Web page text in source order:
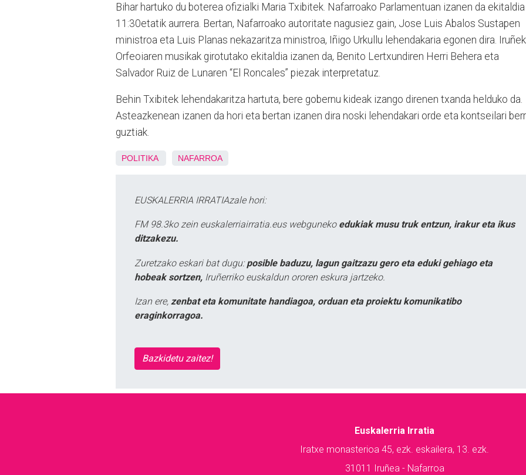
Bihar hartuko du boterea ofizialki Maria Txibitek. Nafarroako Parlamentuan izanen da ekitaldia
11:30etatik aurrera. Bertan, Nafarroako autoritate nagusiez gain, Jose Luis Abalos Sustapen
ministroa eta Luis Planas nekazaritza ministroa, Iñigo Urkullu lehendakaria egonen dira.
Orfeoiaren musikak girotutako ekitaldia izanen da, Benito Lertxundiren Herri Behera eta
Salvador Ruiz de Lunaren “El Roncales” piezak interpretatuz.
Behin Txibitek lehendakaritza hartuta, bere gobernu kideak izango direnen txanda helduko da.
Asteazkenean izanen da hori eta bertan izanen dira noski lehendakari orde eta kontseilari
guztiak.
POLITIKA NAFARROA
EUSKALERRIA IRRATIAzale hori:
FM 98.3ko zein euskalerriairratia.eus webguneko edukiak musu truk entzun, irakur eta ikus
ditzakezu.
Zuretzako eskari bat dugu: posible baduzu, lagun gaitzazu gero eta eduki gehiago eta
hobeak sortzen, Iruñerriko euskaldun ororen eskura jartzeko.
Izan ere, zenbat eta komunitate handiagoa, orduan eta proiektu komunikatibo
eraginkorragoa.
Bazkidetu zaitez!
Euskalerria Irratia
Iratxe monasterioa 45, ezk. eskailera, 13. ezk.
31011 Iruñea - Nafarroa